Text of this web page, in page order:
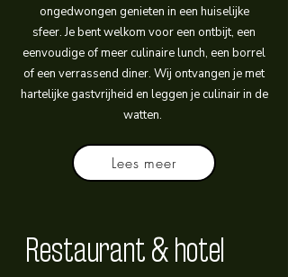
ongedwongen genieten in een huiselijke
sfeer.Je bent welkom voor een ontbijt, een
eenvoudige of meer culinaire lunch, een borrel
of een verrassend diner. Wij ontvangen je met
hartelijke gastvrijheid en leggen je culinair in de
watten.
Lees meer
Restaurant & hotel